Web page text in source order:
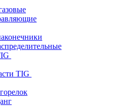
TIG